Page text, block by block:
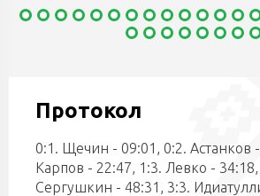
Протокол
0:1. Щечин - 09:01, 0:2. Астанков
Карпов - 22:47, 1:3. Левко - 34:18,
Сергушкин - 48:31, 3:3.